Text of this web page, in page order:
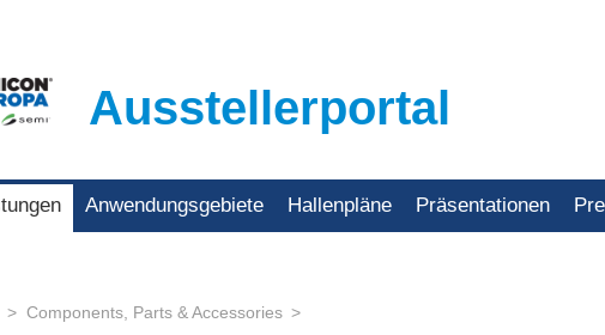
Ausstellerportal
Anwendungsgebiete Hallenpläne Präsentationen
Components, Parts & Accessories